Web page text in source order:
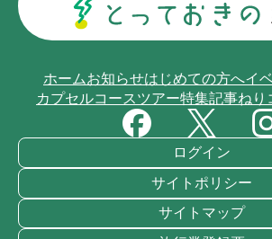
ホームお知らせはじめての方へイ
カプセルコースツアー特集記事ねり
ログイン
サイトポリシー
サイトマップ